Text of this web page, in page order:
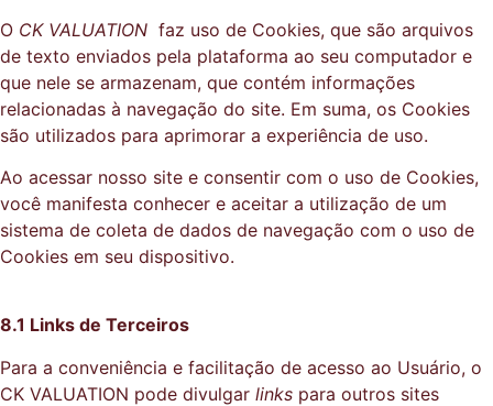
O CK VALUATION faz uso de Cookies, que são arquivos
de texto enviados pela plataforma ao seu computador e
que nele se armazenam, que contém informações
relacionadas à navegação do site. Em suma, os Cookies
são utilizados para aprimorar a experiência de uso.
Ao acessar nosso site e consentir com o uso de Cookies,
você manifesta conhecer e aceitar a utilização de um
sistema de coleta de dados de navegação com o uso de
Cookies em seu dispositivo.
8.1 Links de Terceiros
Para a conveniência e facilitação de acesso ao Usuário, o
CK VALUATION pode divulgar links para outros sites